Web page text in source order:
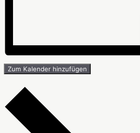
Zum Kalender hinzufügen